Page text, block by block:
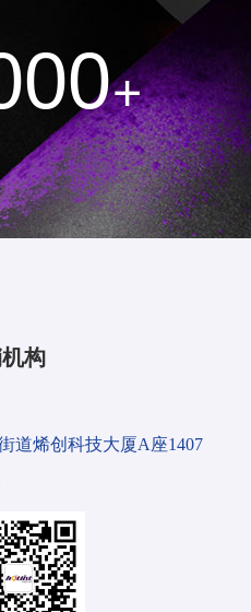
+
构
道烯创科技大厦A座1407